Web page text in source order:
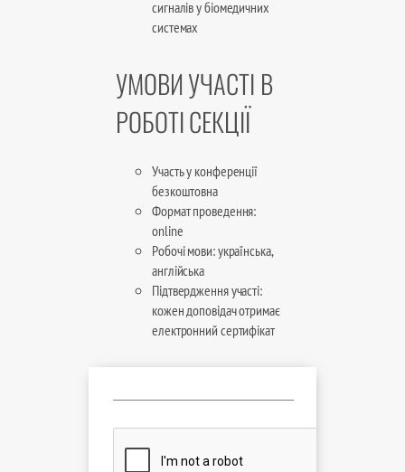
сигналів у біомедичних
системах
УМОВИ УЧАСТІ В
РОБОТІ СЕКЦІЇ
Участь у конференції
безкоштовна
Формат проведення:
online
Робочі мови: українська,
англійська
Підтвердження участі:
кожен доповідач отримає
електронний сертифікат